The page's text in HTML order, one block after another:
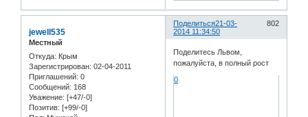
Поделиться 802
21-03-
2014 11:34:50
jewell535
Местный
Откуда: Крым
Зарегистрирован: 02-04-2011
Приглашений: 0
Сообщений: 168
Уважение: [+47/-0]
Позитив: [+99/-0]
Поделитесь Львом,
пожалуйста, в полный рост
0